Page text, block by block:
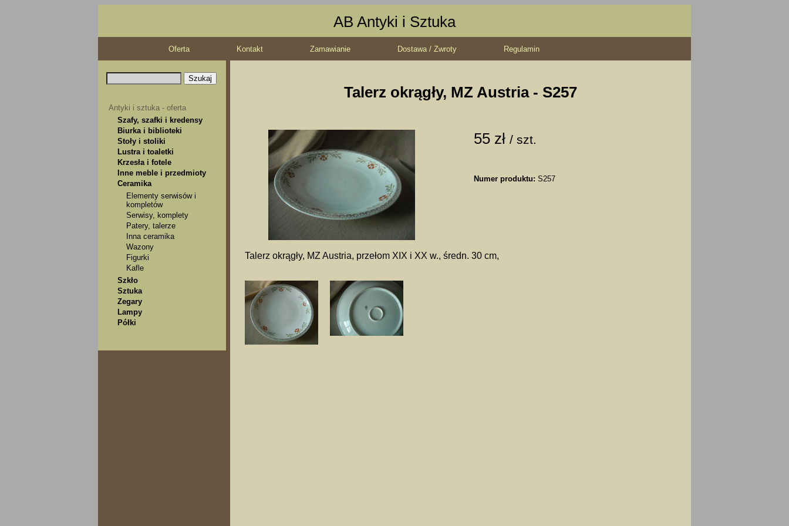
AB Antyki i Sztuka
Oferta Kontakt Zamawianie Dostawa / Zwroty Regulamin
Antyki i sztuka - oferta
Szafy, szafki i kredensy
Biurka i biblioteki
Stoły i stoliki
Lustra i toaletki
Krzesła i fotele
Inne meble i przedmioty
Ceramika
Elementy serwisów i
kompletów
Serwisy, komplety
Patery, talerze
Inna ceramika
Wazony
Figurki
Kafle
Szkło
Sztuka
Zegary
Lampy
Półki
Talerz okrągły, MZ Austria - S257
55 zł / szt.
Numer produktu: S257
Talerz okrągły, MZ Austria, przełom XIX i XX w., średn. 30 cm,